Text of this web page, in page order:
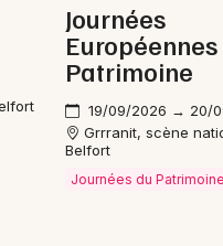
Journées
Européennes
Patrimoine
19/09/2026 → 20/
Grrranit, scène
Belfort
Journées du Patrimoine